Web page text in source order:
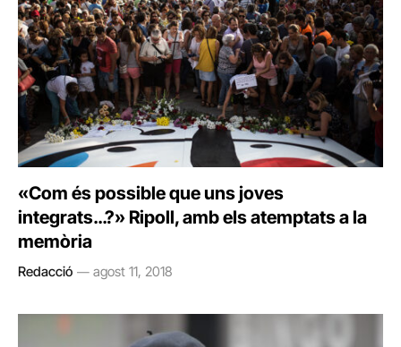
«Com és possible que uns joves
integrats…?» Ripoll, amb els atemptats a la
memòria
Redacció agost 11, 2018